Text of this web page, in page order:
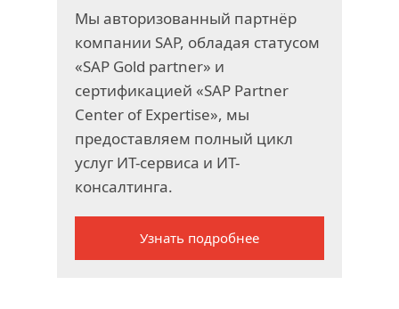
Мы авторизованный партнёр
компании SAP, обладая статусом
«SAP Gold partner» и
сертификацией «SAP Partner
Center of Expertise», мы
предоставляем полный цикл
услуг ИТ-сервиса и ИТ-
консалтинга.
Узнать подробнее